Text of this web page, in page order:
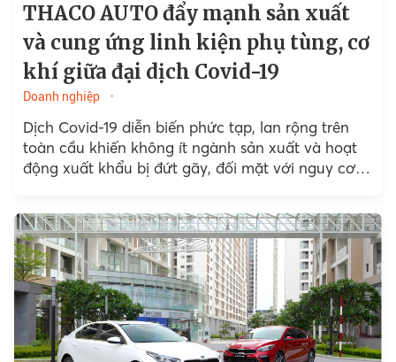
THACO AUTO đẩy mạnh sản xuất
và cung ứng linh kiện phụ tùng, cơ
khí giữa đại dịch Covid-19
Doanh nghiệp
Dịch Covid-19 diễn biến phức tạp, lan rộng trên
toàn cầu khiến không ít ngành sản xuất và hoạt
động xuất khẩu bị đứt gãy, đối mặt với nguy cơ
doanh nghiệp phải có sự thích ứng linh hoạt, xây
dựng chiến lược phát triển phù hợp. Là nhà sản
xuất ô tô và công nghiệp hỗ trợ hàng đầu Việt
Nam, THACO AUTO đã nỗ lực duy trì sản xuất,
đẩy mạnh cung ứng trong nước và xuất khẩu. Dự
kiến năm 2021, doanh thu xuất khẩu linh kiện phụ
tùng và cơ khí của công ty đạt hơn 34 triệu USD,
trong nước đạt hơn 500 tỷ đồng.